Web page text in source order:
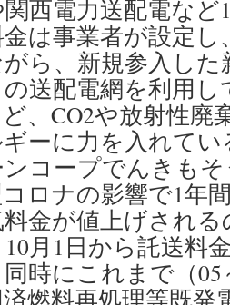
西電力送配電など
金は事業者が設定
ら、新規参入し
送配電網を利用
、CO2や放射性廃
ーに力を入れて
コープでんきも
ロナの影響で1年
金が値上げされ
月1日から託送料
時にこれまで（05
燃料再処理等既発